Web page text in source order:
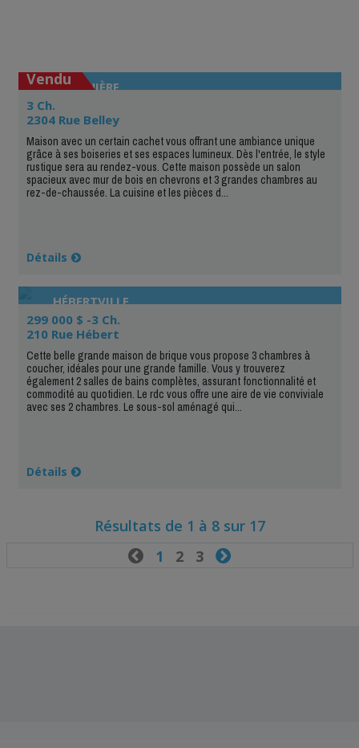
JONQUIÈRE
Vendu
3 Ch.
2304 Rue Belley
Maison avec un certain cachet vous offrant une ambiance unique
grâce à ses boiseries et ses espaces lumineux. Dès l'entrée, le style
rustique sera au rendez-vous. Cette maison possède un salon
spacieux avec mur de bois en chevrons et 3 grandes chambres au
rez-de-chaussée. La cuisine et les pièces d...
Détails
HÉBERTVILLE
299 000 $ -3 Ch.
210 Rue Hébert
Cette belle grande maison de brique vous propose 3 chambres à
coucher, idéales pour une grande famille. Vous y trouverez
également 2 salles de bains complètes, assurant fonctionnalité et
commodité au quotidien. Le rdc vous offre une aire de vie conviviale
avec ses 2 chambres. Le sous-sol aménagé qui...
Détails
Résultats de 1 à 8 sur 17
 1 2 3 